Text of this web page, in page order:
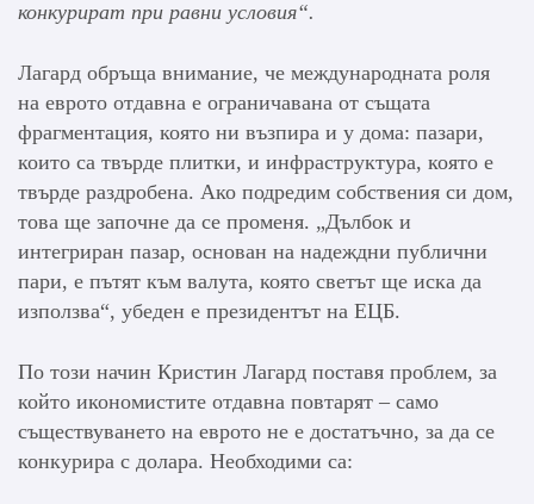
конкурират при равни условия“.
Лагард обръща внимание, че международната роля
на еврото отдавна е ограничавана от същата
фрагментация, която ни възпира и у дома: пазари,
които са твърде плитки, и инфраструктура, която е
твърде раздробена. Ако подредим собствения си дом,
това ще започне да се променя. „Дълбок и
интегриран пазар, основан на надеждни публични
пари, е пътят към валута, която светът ще иска да
използва“, убеден е президентът на ЕЦБ.
По този начин Кристин Лагард поставя проблем, за
който икономистите отдавна повтарят – само
съществуването на еврото не е достатъчно, за да се
конкурира с долара. Необходими са: